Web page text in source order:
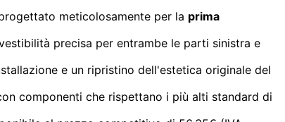
meticolosamente per la prima
precisa per entrambe le parti sinistra e
e un ripristino dell'estetica originale del
componenti che rispettano i più alti standard di